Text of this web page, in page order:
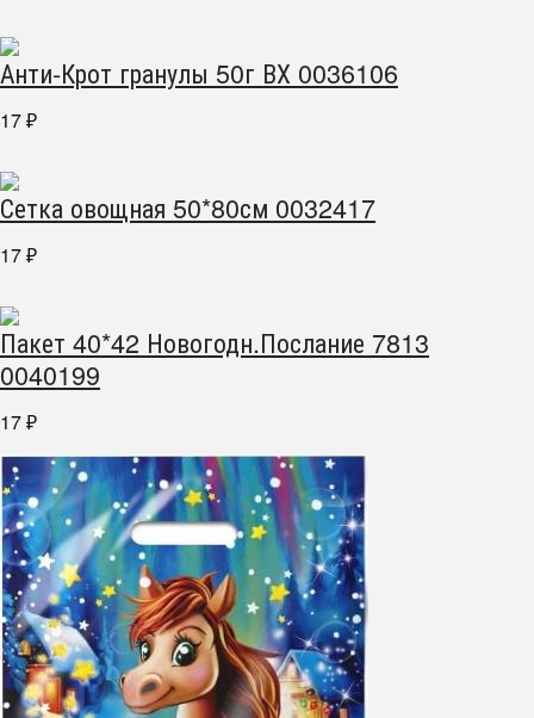
Анти-Крот гранулы 50г ВХ 0036106
17 ₽
Сетка овощная 50*80см 0032417
17 ₽
Пакет 40*42 Новогодн.Послание 7813
0040199
17 ₽